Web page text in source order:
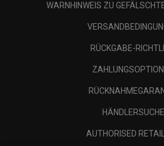
WARNHINWEIS ZU
RÜCKGABE-
HÄNDLERSUCHE
AUTHORISED